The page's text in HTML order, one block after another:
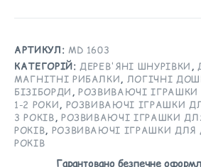
АРТИКУЛ: MD 1603
КАТЕГОРІЙ:ДЕРЕВ'ЯНІ ШНУРІВКИ ,
МАГНІТНІ РИБАЛКИ, ЛОГІЧНІ
БІЗІБОРДИ ,РОЗВИВАЮЧІ ІГРАШКИ
1-2 РОКИ, РОЗВИВАЮЧІ ІГРАШКИ
3 РОКІВ, РОЗВИВАЮЧІ ІГРАШКИ
РОКІВ, РОЗВИВАЮЧІ ІГРАШКИ ДЛЯ
РОКІВ
Гарантовано безпечне